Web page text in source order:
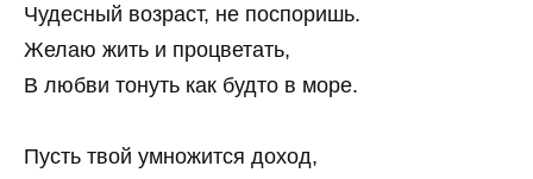
Чудесный возраст, не поспоришь.
Желаю жить и процветать,
В любви тонуть как будто в море.
Пусть твой умножится доход,